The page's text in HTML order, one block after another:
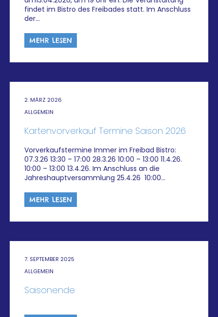
findet im Bistro des Freibades statt. Im Anschluss
der…
MEHR LESEN
2. MÄRZ 2026
ALLGEMEIN
Kartenvorverkauf Termine Saison 2026
Vorverkaufstermine Immer im Freibad Bistro:
07.3.26 13:30 – 17:00 28.3.26 10:00 – 13:00 11.4.26.
10:00 – 13:00 13.4.26. Im Anschluss an die
Jahreshauptversammlung 25.4.26 10:00…
MEHR LESEN
7. SEPTEMBER 2025
ALLGEMEIN
Saisonende